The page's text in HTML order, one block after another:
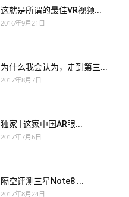
这就是所谓的最佳VR视频...
2016年9月21日
为什么我会认为，走到第三...
2017年8月7日
独家 | 这家中国AR眼...
2017年7月6日
隔空评测三星Note8 ...
2017年8月24日